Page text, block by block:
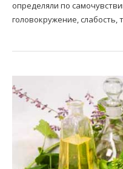
определяли по
головокружение, слабость,